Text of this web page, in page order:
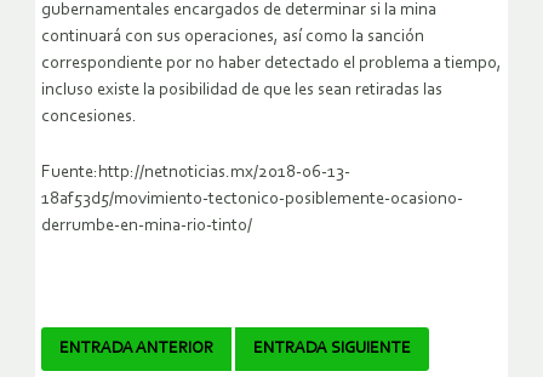
gubernamentales encargados de determinar si la mina
continuará con sus operaciones, así como la sanción
correspondiente por no haber detectado el problema a tiempo,
incluso existe la posibilidad de que les sean retiradas las
concesiones.
Fuente:http://netnoticias.mx/2018-06-13-
18af53d5/movimiento-tectonico-posiblemente-ocasiono-
derrumbe-en-mina-rio-tinto/
Navegador
ENTRADA ANTERIOR ENTRADA SIGUIENTE